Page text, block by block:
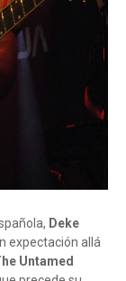
Deke
expectación allá
Untamed